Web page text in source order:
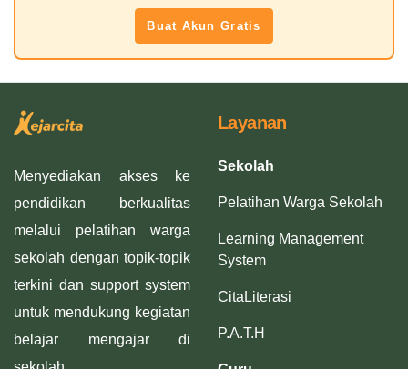
Buat Akun Gratis
Menyediakan akses ke
pendidikan berkualitas
melalui pelatihan warga
sekolah dengan topik-topik
terkini dan support system
untuk mendukung kegiatan
belajar mengajar di
Layanan
Sekolah
Pelatihan Warga Sekolah
Learning Management
System
CitaLiterasi
P.A.T.H